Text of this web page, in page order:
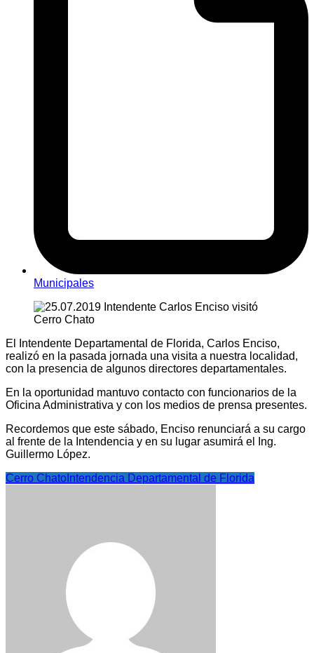
Municipales
El Intendente Departamental de Florida, Carlos Enciso,
realizó en la pasada jornada una visita a nuestra localidad,
con la presencia de algunos directores departamentales.
En la oportunidad mantuvo contacto con funcionarios de la
Oficina Administrativa y con los medios de prensa presentes.
Recordemos que este sábado, Enciso renunciará a su cargo
al frente de la Intendencia y en su lugar asumirá el Ing.
Guillermo López.
Cerro Chato Intendencia Departamental de Florida